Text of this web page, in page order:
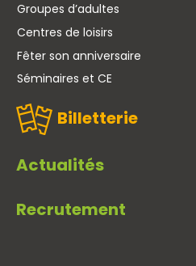
Groupes d’adultes
Centres de loisirs
Fêter son anniversaire
Séminaires et CE
Billetterie
Actualités
Recrutement